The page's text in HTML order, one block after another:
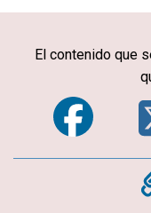
El contenido que